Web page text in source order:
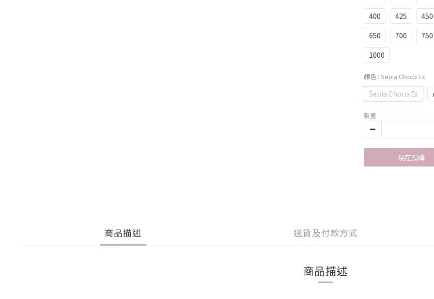
400
425
450
650
700
750
1000
顏色 : Sepia Choco Ex
Sepia Choco Ex
數量
現在預購
商品描述 送貨及付款方式
商品描述